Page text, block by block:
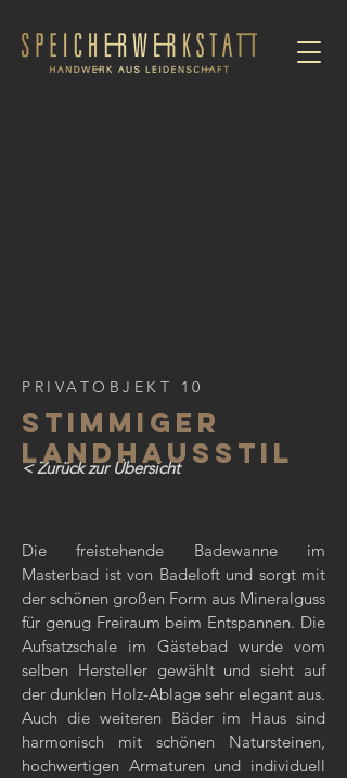
PRIVATOBJEKT 10
< Zurück zur Übersicht
STIMMIGER
LANDHAUSSTIL
Die freistehende Badewanne im
Masterbad ist von Badeloft und sorgt mit
der schönen großen Form aus Mineralguss
für genug Freiraum beim Entspannen. Die
Aufsatzschale im Gästebad wurde vom
selben Hersteller gewählt und sieht auf
der dunklen Holz-Ablage sehr elegant aus.
Auch die weiteren Bäder im Haus sind
harmonisch mit schönen Natursteinen,
hochwertigen Armaturen und individuell